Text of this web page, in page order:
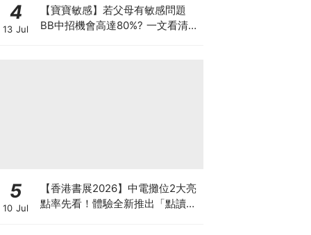
4
13 Jul
【寶寶敏感】若父母有敏感問題
BB中招機會高達80%? 一文看清預
5
10 Jul
【香港書展2026】中電攤位2大亮
點率先看！體驗全新推出「點讀故